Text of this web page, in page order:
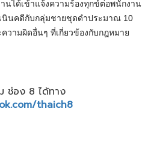
ได้เข้าแจ้งความร้องทุกข์ต่อพนักงาน
นินคดีกับกลุ่มชายชุดดำประมาณ 10
วามผิดอื่นๆ ที่เกี่ยวข้องกับกฎหมาย
ช่อง 8 ได้ทาง
thaich8